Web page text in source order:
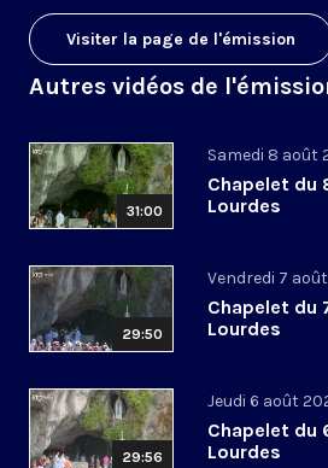
Visiter la page de l'émission
Autres vidéos de
31:00
Samedi 8 août
Chapelet du
Lourdes
29:50
Vendredi 7
Chapelet du
Lourdes
29:56
Jeudi 6 août
Chapelet du
Lourdes